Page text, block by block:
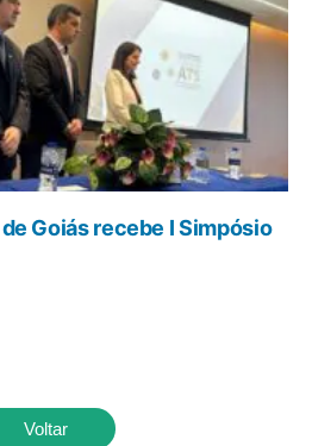
Goiás recebe I Simpósio
Voltar